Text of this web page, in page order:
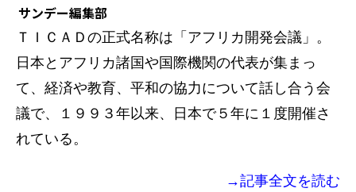
サンデー編集部
ＴＩＣＡＤの正式名称は「アフリカ開発会議」。
日本とアフリカ諸国や国際機関の代表が集まっ
て、経済や教育、平和の協力について話し合う会
議で、１９９３年以来、日本で５年に１度開催さ
れている。
→記事全文を読む